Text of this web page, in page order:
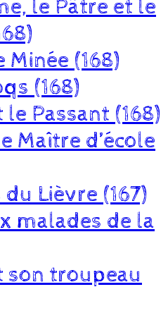
le Pâtre et le
Minée (168)
(168)
Passant (168)
Maître d’école
Lièvre (167)
malades de la
son troupeau